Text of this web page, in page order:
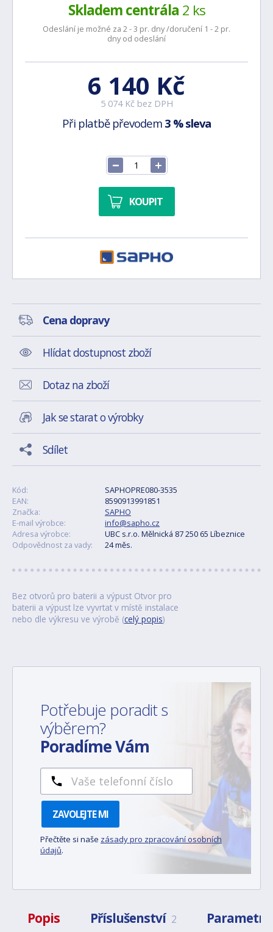
Skladem centrála 2 ks
Odeslání je možné za 2 - 3 pr. dny /doručení 1 - 2 pr.
dny od odeslání
6 140 Kč
5 074 Kč bez DPH
Při platbě převodem 3 % sleva
KOUPIT
Cena dopravy
Hlídat dostupnost zboží
Dotaz na zboží
Jak se starat o výrobky
Sdílet
Kód:
SAPHOPRE080-3535
EAN:
8590913991851
Značka:
SAPHO
E-mail výrobce:
info@sapho.cz
Adresa výrobce:
UBC s.r.o. Mělnická 87 250 65 Líbeznice
Odpovědnost za vady:
24 měs.
Bez otvorů pro baterii a výpust Otvor pro
baterii a výpust lze vyvrtat v místě instalace
nebo dle výkresu ve výrobě (celý popis)
Potřebuje poradit s
výběrem?
Poradíme Vám
ZAVOLEJTE MI
Přečtěte si naše zásady pro zpracování osobních
údajů.
Popis Příslušenství 2 Parametry